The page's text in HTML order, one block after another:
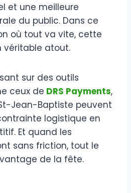
et une meilleure
du public. Dans ce
où tout va vite, cette
véritable atout.
sur des outils
ceux de DRS Payments,
Jean-Baptiste peuvent
logistique en
Et quand les
sans friction, tout le
de la fête.